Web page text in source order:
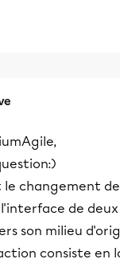
le changement
de
son milieu
consiste en